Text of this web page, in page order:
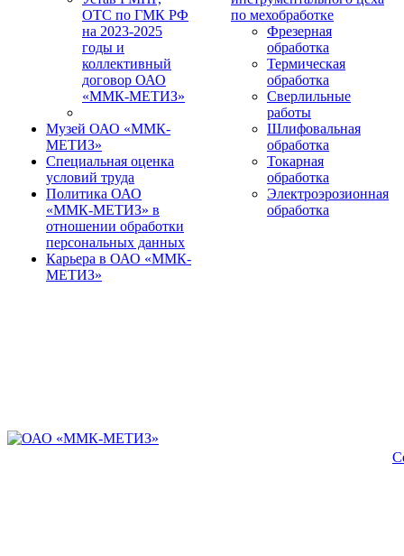
ОТС по ГМК РФ
на 2023-2025
годы и
коллективный
договор ОАО
«ММК-МЕТИЗ»
Музей ОАО «ММК-
МЕТИЗ»
Специальная оценка
условий труда
Политика ОАО
«ММК-МЕТИЗ» в
отношении обработки
персональных данных
Карьера в ОАО «ММК-
МЕТИЗ»
по мехобработке
Фрезерная
обработка
Термическая
обработка
Сверлильные
работы
Шлифовальная
обработка
Токарная
обработка
Электроэрозионная
обработка